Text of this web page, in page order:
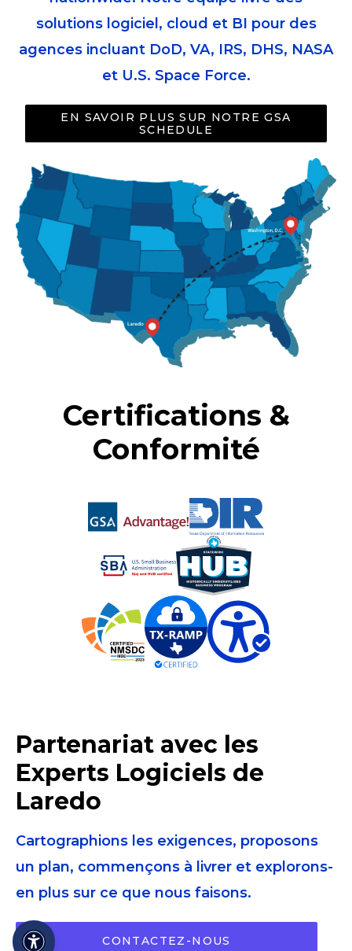
solutions logiciel, cloud et BI pour des
agences incluant DoD, VA, IRS, DHS, NASA
et U.S. Space Force.
EN SAVOIR PLUS SUR NOTRE GSA
SCHEDULE
Certifications &
Conformité
Partenariat avec les
Experts Logiciels de
Laredo
Cartographions les exigences, proposons
un plan, commençons à livrer et explorons-
en plus sur ce que nous faisons.
CONTACTEZ-NOUS